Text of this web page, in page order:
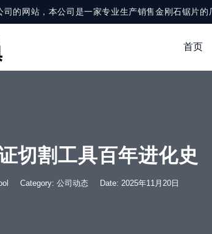
的网站，本公司是一家专业生产销售金刚石锯片的
首页
切割工具百年进化史
Category: 公司动态 Date: 2025年11月20日